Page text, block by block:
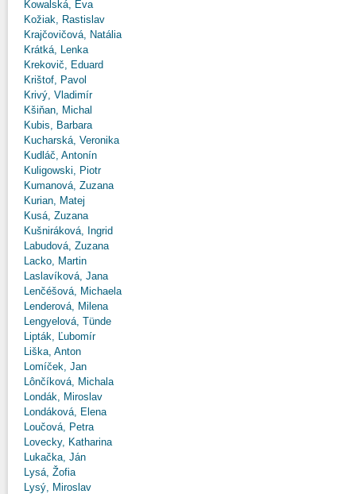
Kowalská, Eva
Kožiak, Rastislav
Krajčovičová, Natália
Krátká, Lenka
Krekovič, Eduard
Krištof, Pavol
Krivý, Vladimír
Kšiňan, Michal
Kubis, Barbara
Kucharská, Veronika
Kudláč, Antonín
Kuligowski, Piotr
Kumanová, Zuzana
Kurian, Matej
Kusá, Zuzana
Kušniráková, Ingrid
Labudová, Zuzana
Lacko, Martin
Laslavíková, Jana
Lenčéšová, Michaela
Lenderová, Milena
Lengyelová, Tünde
Lipták, Ľubomír
Liška, Anton
Lomíček, Jan
Lônčíková, Michala
Londák, Miroslav
Londáková, Elena
Loučová, Petra
Lovecky, Katharina
Lukačka, Ján
Lysá, Žofia
Lysý, Miroslav